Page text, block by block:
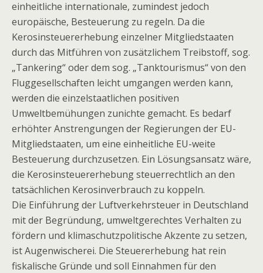
einheitliche internationale, zumindest jedoch
europäische, Besteuerung zu regeln. Da die
Kerosinsteuererhebung einzelner Mitgliedstaaten
durch das Mitführen von zusätzlichem Treibstoff, sog.
„Tankering“ oder dem sog. „Tanktourismus“ von den
Fluggesellschaften leicht umgangen werden kann,
werden die einzelstaatlichen positiven
Umweltbemühungen zunichte gemacht. Es bedarf
erhöhter Anstrengungen der Regierungen der EU-
Mitgliedstaaten, um eine einheitliche EU-weite
Besteuerung durchzusetzen. Ein Lösungsansatz wäre,
die Kerosinsteuererhebung steuerrechtlich an den
tatsächlichen Kerosinverbrauch zu koppeln.
Die Einführung der Luftverkehrsteuer in Deutschland
mit der Begründung, umweltgerechtes Verhalten zu
fördern und klimaschutzpolitische Akzente zu setzen,
ist Augenwischerei. Die Steuererhebung hat rein
fiskalische Gründe und soll Einnahmen für den